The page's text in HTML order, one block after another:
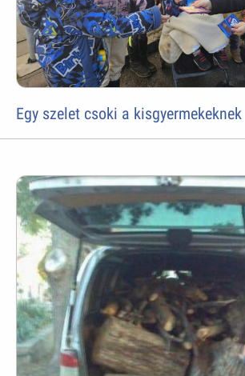
Egy szelet csoki a kisgyermekeknek